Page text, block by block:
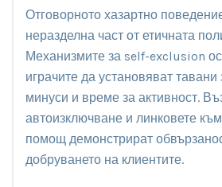
Отговорното хазартно
неразделна част от етичната
Механизмите за self-exclusion
играчите да установяват тавани
минуси и време за активност.
автоизключване и линковете
помощ демонстрират
добруването на клиентите.